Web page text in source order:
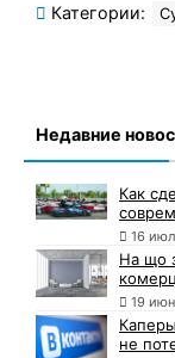
Категории:
Недавние
Как
16
На що
19
не